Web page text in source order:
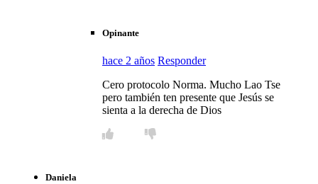
Opinante
hace 2 años Responder
Cero protocolo Norma. Mucho Lao Tse
pero también ten presente que Jesús se
sienta a la derecha de Dios
Daniela